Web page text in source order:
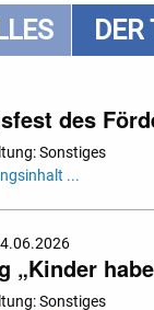
des
Sonstiges
...
„Kinder
Sonstiges